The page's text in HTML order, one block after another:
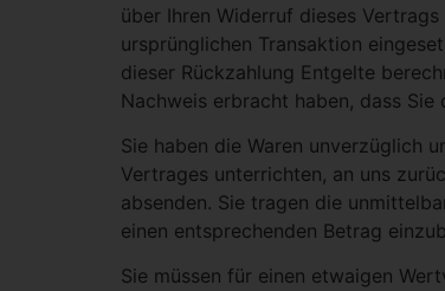
über Ihren Widerruf dieses
ursprünglichen Transaktion
dieser Rückzahlung Entgelte
Nachweis erbracht haben, dass
Sie haben die Waren unverzüglich
Vertrages unterrichten, an uns
absenden. Sie tragen die
einen entsprechenden Betrag
Sie müssen für einen etwaigen